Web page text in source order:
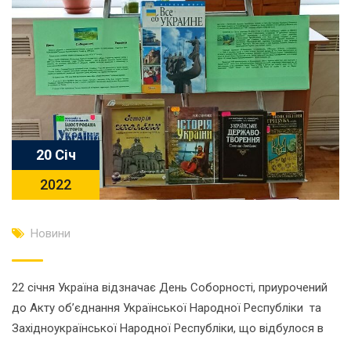
20 Січ
2022
Новини
22 січня Україна відзначає День Соборності, приурочений
до Акту об’єднання Української Народної Республіки та
Західноукраїнської Народної Республіки, що відбулося в